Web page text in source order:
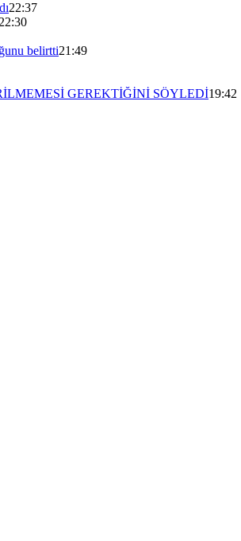
22:37
belirtti21:49
GEREKTİĞİNİ SÖYLEDİ19:42